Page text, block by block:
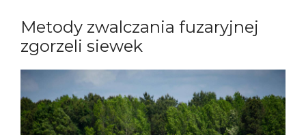
Metody zwalczania fuzaryjnej
zgorzeli siewek